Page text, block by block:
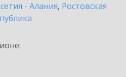
- Алания, Ростовская